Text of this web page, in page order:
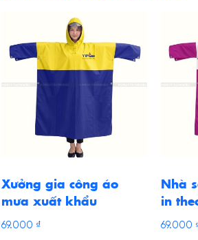
Xưởng gia công áo
mưa xuất khẩu
69.000 ₫
Nhà
in
69.000